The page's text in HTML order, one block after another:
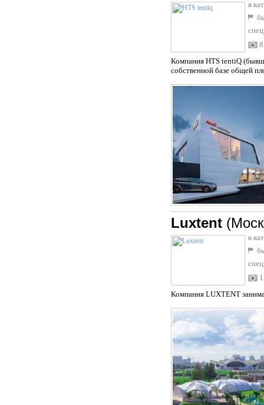
в
8
Компания HTS tentiQ
собственной базе общей
Luxtent
в
Компания LUXTENT